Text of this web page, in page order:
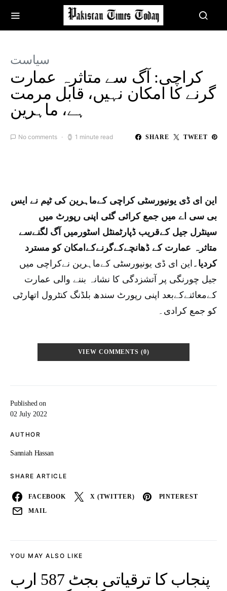
سیاست
کراچی: آگ سے متاثرہ عمارت
گرنے کا امکان نہیں، قابل مرمت
ہے، ماہرین
No comments 1 minute read SHARE TWEET
Published on
02 July 2022
AUTHOR
Sanniah Hassan
SHARE ARTICLE
FACEBOOK X (TWITTER) PINTEREST
MAIL
این ای ڈی یونیورسٹی کراچی کےماہرین کی ٹیم نے ایس
بی سی اے میں جمع کرائی گئی اپنی رپورٹ میں
سینٹرل جیل کےقریب ڈپارٹمنٹل اسٹورمیں آگ لگنےسے
متاثرہ عمارت کے ڈھانچےکےگرنےکےامکان کو مسترد
کردیا۔ این ای ڈی یونیورسٹی کےماہرین نےکراچی میں
جیل چورنگی پر آتشزدگی کا نشانہ بننے والی عمارت
کےمعائنےکےبعد اپنی رپورٹ سندھ بلڈنگ کنٹرول اتھارٹی
کو جمع کرادی۔
VIEW COMMENTS (0)
YOU MAY ALSO LIKE
پنجاب کا ترقیاتی بجٹ 587 ارب